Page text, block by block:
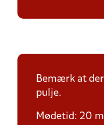
Bemærk at
pulje.
Mødetid: 20